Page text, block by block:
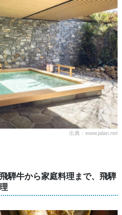
出典：www.jalan.net
騨牛から家庭料理まで、飛騨